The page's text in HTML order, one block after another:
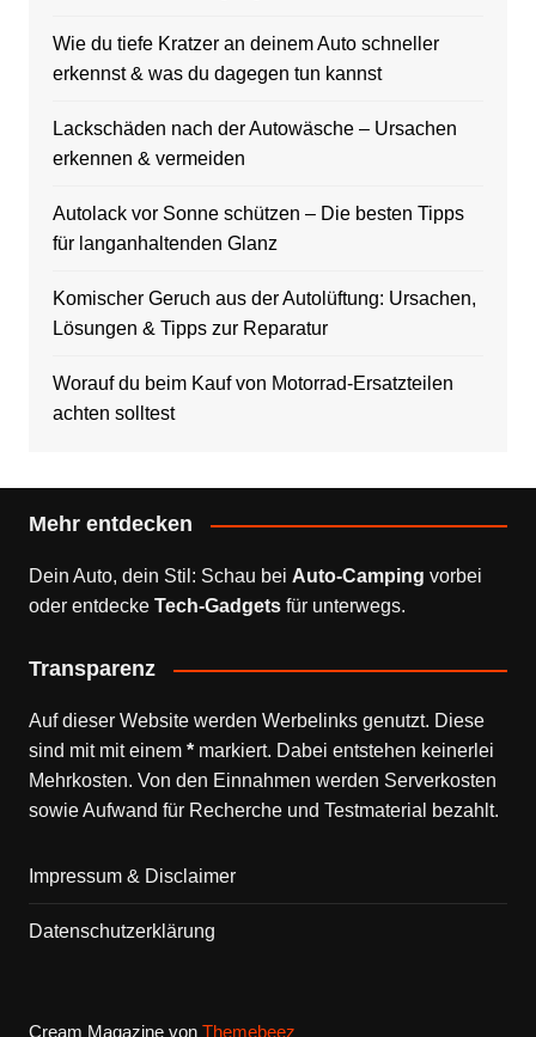
Wie du tiefe Kratzer an deinem Auto schneller
erkennst & was du dagegen tun kannst
Lackschäden nach der Autowäsche – Ursachen
erkennen & vermeiden
Autolack vor Sonne schützen – Die besten Tipps
für langanhaltenden Glanz
Komischer Geruch aus der Autolüftung: Ursachen,
Lösungen & Tipps zur Reparatur
Worauf du beim Kauf von Motorrad-Ersatzteilen
achten solltest
Mehr entdecken
Dein Auto, dein Stil: Schau bei Auto-Camping vorbei
oder entdecke Tech-Gadgetsfür unterwegs.
Transparenz
Auf dieser Website werden Werbelinks genutzt. Diese
sind mit mit einem *markiert. Dabei entstehen keinerlei
Mehrkosten. Von den Einnahmen werden Serverkosten
sowie Aufwand für Recherche und Testmaterial bezahlt.
Impressum & Disclaimer
Datenschutzerklärung
Cream Magazine von Themebeez